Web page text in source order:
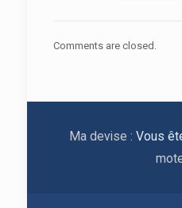
Comments are closed.
Ma devise : Vous